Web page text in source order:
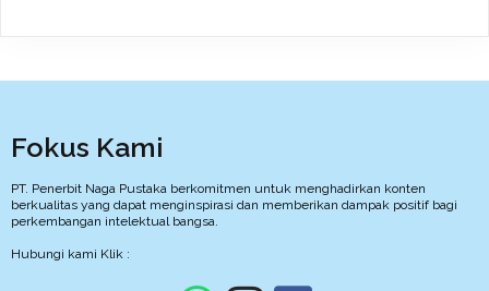
Fokus Kami
PT. Penerbit Naga Pustaka berkomitmen untuk menghadirkan konten
berkualitas yang dapat menginspirasi dan memberikan dampak positif bagi
perkembangan intelektual bangsa.
Hubungi kami Klik :